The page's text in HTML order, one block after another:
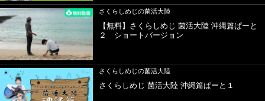
さくらしめじの菌活大陸
【無料】さくらしめじ 菌活大陸 沖縄篇ぱーと
２ ショートバージョン
さくらしめじの菌活大陸
さくらしめじ 菌活大陸 沖縄篇ぱーと１